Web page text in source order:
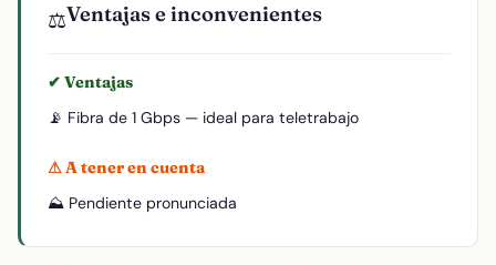
⚖️Ventajas e inconvenientes
✔ Ventajas
📡 Fibra de 1 Gbps — ideal para teletrabajo
⚠ A tener en cuenta
⛰️ Pendiente pronunciada